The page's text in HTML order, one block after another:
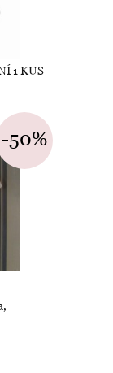
1 KUS
-50%